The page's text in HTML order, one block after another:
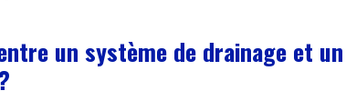
un système de drainage et un